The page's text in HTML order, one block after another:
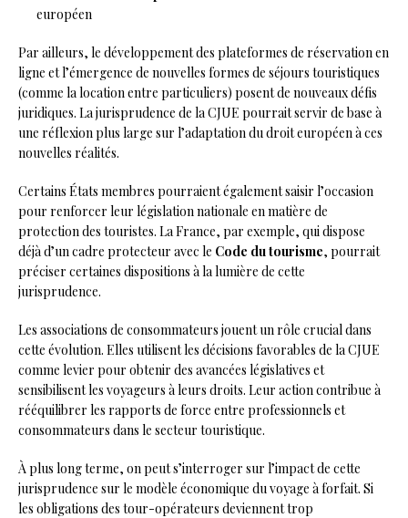
européen
Par ailleurs, le développement des plateformes de réservation en
ligne et l’émergence de nouvelles formes de séjours touristiques
(comme la location entre particuliers) posent de nouveaux défis
juridiques. La jurisprudence de la CJUE pourrait servir de base à
une réflexion plus large sur l’adaptation du droit européen à ces
nouvelles réalités.
Certains États membres pourraient également saisir l’occasion
pour renforcer leur législation nationale en matière de
protection des touristes. La France, par exemple, qui dispose
déjà d’un cadre protecteur avec le Code du tourisme, pourrait
préciser certaines dispositions à la lumière de cette
jurisprudence.
Les associations de consommateurs jouent un rôle crucial dans
cette évolution. Elles utilisent les décisions favorables de la CJUE
comme levier pour obtenir des avancées législatives et
sensibilisent les voyageurs à leurs droits. Leur action contribue à
rééquilibrer les rapports de force entre professionnels et
consommateurs dans le secteur touristique.
À plus long terme, on peut s’interroger sur l’impact de cette
jurisprudence sur le modèle économique du voyage à forfait. Si
les obligations des tour-opérateurs deviennent trop